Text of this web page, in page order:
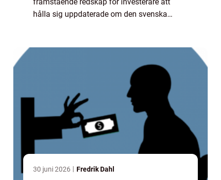
hålla sig uppdaterade om den svenska
30 juni 2026 Fredrik Dahl